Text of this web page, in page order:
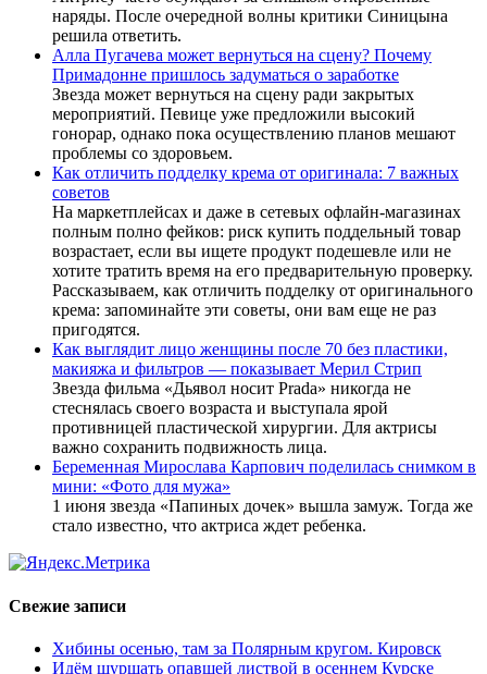
наряды. После очередной волны критики Синицына
решила ответить.
Алла Пугачева может вернуться на сцену? Почему
Примадонне пришлось задуматься о заработке
Звезда может вернуться на сцену ради закрытых
мероприятий. Певице уже предложили высокий
гонорар, однако пока осуществлению планов мешают
проблемы со здоровьем.
Как отличить подделку крема от оригинала: 7 важных
советов
На маркетплейсах и даже в сетевых офлайн-магазинах
полным полно фейков: риск купить поддельный товар
возрастает, если вы ищете продукт подешевле или не
хотите тратить время на его предварительную проверку.
Рассказываем, как отличить подделку от оригинального
крема: запоминайте эти советы, они вам еще не раз
пригодятся.
Как выглядит лицо женщины после 70 без пластики,
макияжа и фильтров — показывает Мерил Стрип
Звезда фильма «Дьявол носит Prada» никогда не
стеснялась своего возраста и выступала ярой
противницей пластической хирургии. Для актрисы
важно сохранить подвижность лица.
Беременная Мирослава Карпович поделилась снимком в
мини: «Фото для мужа»
1 июня звезда «Папиных дочек» вышла замуж. Тогда же
стало известно, что актриса ждет ребенка.
Свежие записи
Хибины осенью, там за Полярным кругом. Кировск
Идём шуршать опавшей листвой в осеннем Курске